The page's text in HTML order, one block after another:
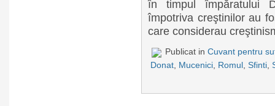
în timpul împăratului
împotriva creştinilor au
care considerau
Publicat in Cuvant pentru
Donat Mucenici Romul Sfinti